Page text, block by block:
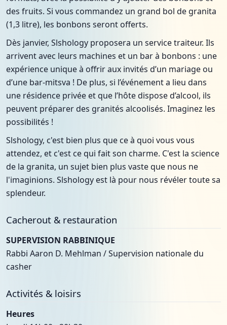
des fruits. Si vous commandez un grand bol de granita
(1,3 litre), les bonbons seront offerts.
Dès janvier, Slshology proposera un service traiteur. Ils
arrivent avec leurs machines et un bar à bonbons : une
expérience unique à offrir aux invités d’un mariage ou
d’une bar-mitsva ! De plus, si l’événement a lieu dans
une résidence privée et que l’hôte dispose d’alcool, ils
peuvent préparer des granités alcoolisés. Imaginez les
possibilités !
Slshology, c'est bien plus que ce à quoi vous vous
attendez, et c'est ce qui fait son charme. C'est la science
de la granita, un sujet bien plus vaste que nous ne
l'imaginions. Slshology est là pour nous révéler toute sa
splendeur.
Cacherout & restauration
SUPERVISION RABBINIQUE
Rabbi Aaron D. Mehlman / Supervision nationale du
casher
Activités & loisirs
Heures